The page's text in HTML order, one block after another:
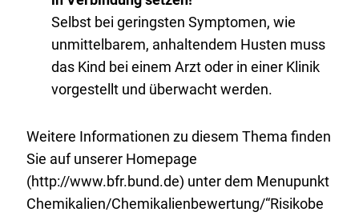
Selbst bei geringsten Symptomen, wie
unmittelbarem, anhaltendem Husten muss
das Kind bei einem Arzt oder in einer Klinik
vorgestellt und überwacht werden.
Weitere Informationen zu diesem Thema finden
Sie auf unserer Homepage
(http://www.bfr.bund.de) unter dem Menupunkt
Chemikalien/Chemikalienbewertung/“Risikobe